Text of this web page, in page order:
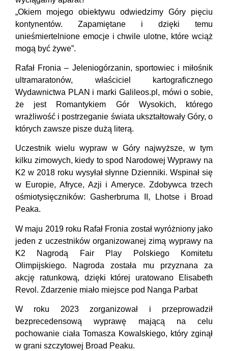
„Okiem mojego obiektywu odwiedzimy Góry pięciu
kontynentów. Zapamiętane i dzięki temu
unieśmiertelnione emocje i chwile ulotne, które wciąż
mogą być żywe”.
Rafał Fronia – Jeleniogórzanin, sportowiec i miłośnik
ultramaratonów, właściciel kartograficznego
Wydawnictwa PLAN i marki Galileos.pl, mówi o sobie,
że jest Romantykiem Gór Wysokich, którego
wrażliwość i postrzeganie świata ukształtowały Góry, o
których zawsze pisze dużą literą.
Uczestnik wielu wypraw w Góry najwyższe, w tym
kilku zimowych, kiedy to spod Narodowej Wyprawy na
K2 w 2018 roku wysyłał słynne Dzienniki. Wspinał się
w Europie, Afryce, Azji i Ameryce. Zdobywca trzech
ośmiotysięczników: Gasherbruma II, Lhotse i Broad
Peaka.
W maju 2019 roku Rafał Fronia został wyróżniony jako
jeden z uczestników organizowanej zimą wyprawy na
K2 Nagrodą Fair Play Polskiego Komitetu
Olimpijskiego. Nagroda została mu przyznana za
akcję ratunkową, dzięki której uratowano Elisabeth
Revol. Zdarzenie miało miejsce pod Nanga Parbat
W roku 2023 zorganizował i przeprowadził
bezprecedensową wyprawę mającą na celu
pochowanie ciała Tomasza Kowalskiego, który zginął
w grani szczytowej Broad Peaku.